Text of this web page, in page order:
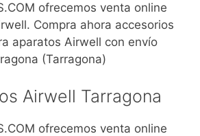
ofrecemos venta online
Compra ahora accesorios
aparatos Airwell con envío
(Tarragona)
Airwell Tarragona
ofrecemos venta online